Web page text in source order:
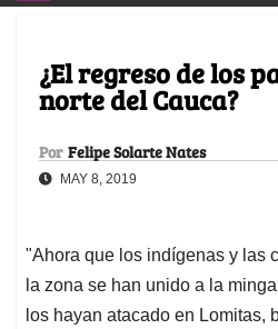
¿El regreso de los
norte del Cauca?
Por Felipe Solarte Nates
MAY 8, 2019
"Ahora que los indígenas y las
la zona se han unido a la
los hayan atacado en Lomitas,